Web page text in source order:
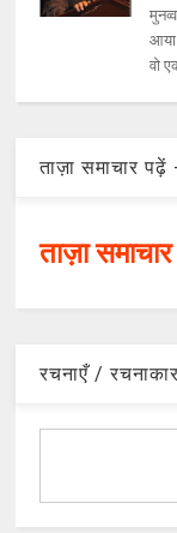
आया
वो
ताज़ा समाचार पढ़ें
ताज़ा
रचनाएँ /